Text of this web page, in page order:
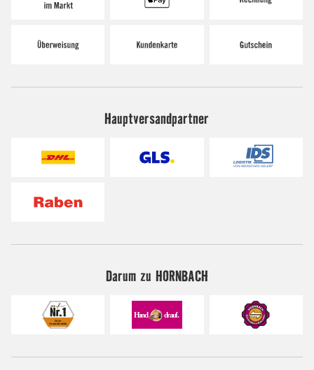
Hauptversandpartner
Darum zu HORNBACH